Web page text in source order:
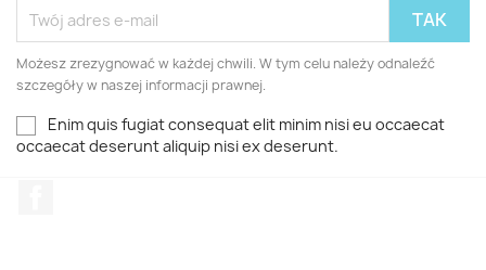
Możesz zrezygnować w każdej chwili. W tym celu należy odnaleźć
szczegóły w naszej informacji prawnej.
Enim quis fugiat consequat elit minim nisi eu occaecat
occaecat deserunt aliquip nisi ex deserunt.